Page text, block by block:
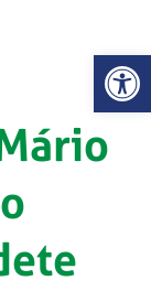
Abrir